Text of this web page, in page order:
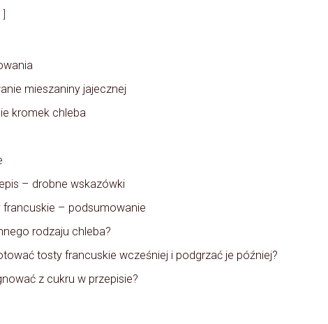
mieszaniny jajecznej
kromek chleba
– drobne wskazówki
francuskie – podsumowanie
rodzaju chleba?
tosty francuskie wcześniej i podgrzać je później?
z cukru w przepisie?